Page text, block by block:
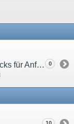
Willkommen im Forum: Tipps & Tricks für Anfänger!
0